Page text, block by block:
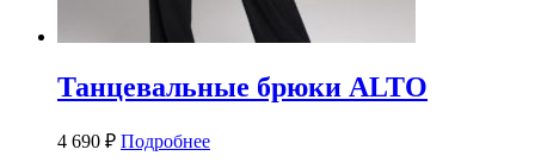
Танцевальные брюки ALTO
4 690 ₽ Подробнее